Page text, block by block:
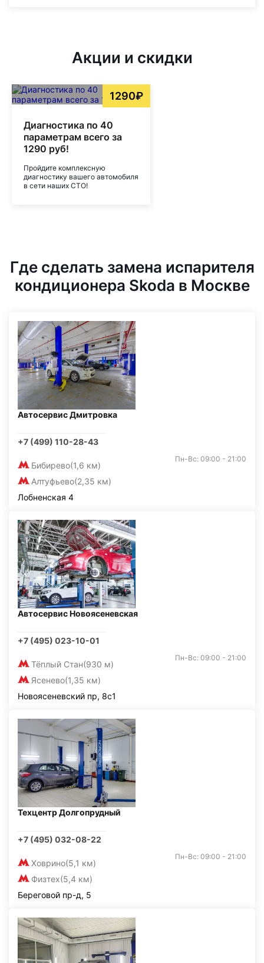
Акции и скидки
1290₽
Диагностика по 40
параметрам всего за
1290 руб!
Пройдите комплексную
диагностику вашего автомобиля
в сети наших СТО!
Где сделать замена испарителя
кондиционера Skoda в Москве
Автосервис Дмитровка
+7 (499) 110-28-43
Бибирево(1,6 км)
Алтуфьево(2,35 км)
Пн-Вс: 09:00 - 21:00
Лобненская 4
Автосервис Новоясеневская
+7 (495) 023-10-01
Тёплый Стан(930 м)
Ясенево(1,35 км)
Пн-Вс: 09:00 - 21:00
Новоясеневский пр, 8с1
Техцентр Долгопрудный
+7 (495) 032-08-22
Ховрино(5,1 км)
Физтех(5,4 км)
Пн-Вс: 09:00 - 21:00
Береговой пр-д, 5